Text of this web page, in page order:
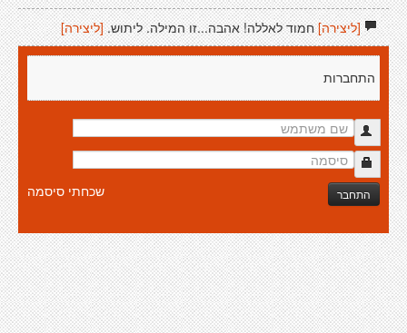
[ליצירה]חמוד לאללה! אהבה...זו המילה. ליתוש. [ליצירה]
התחברות
התחבר שכחתי סיסמה